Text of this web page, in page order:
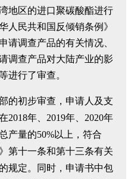
地区的进口聚碳酸酯进行
人民共和国反倾销条例》
请调查产品的有关情况、
调查产品对大陆产业的影
进行了审查。
的初步审查，申请人及支
2018年、2019年、2020年
产量的50%以上，符合
第十一条和第十三条有关
规定。同时，申请书中包